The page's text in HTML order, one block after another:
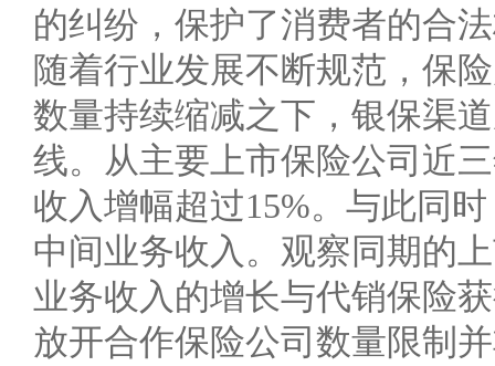
的纠纷，保护了消费者的合
随着行业发展不断规范，保
数量持续缩减之下，银保渠
线。从主要上市保险公司近
收入增幅超过15%。与此同
中间业务收入。观察同期的
业务收入的增长与代销保险
放开合作保险公司数量限制